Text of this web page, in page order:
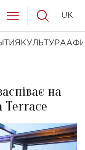
КУЛЬТУРА
UK
на
Terrace